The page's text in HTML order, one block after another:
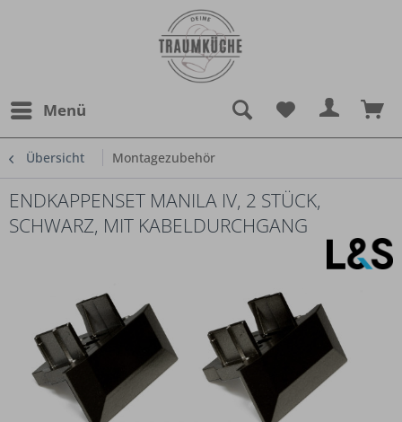
Menü
Übersicht Montagezubehör
ENDKAPPENSET MANILA IV, 2 STÜCK,
SCHWARZ, MIT KABELDURCHGANG